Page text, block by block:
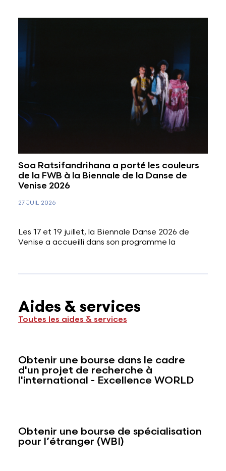
Soa Ratsifandrihana a porté les couleurs
de la FWB à la Biennale de la Danse de
Venise 2026
27 JUIL 2026
Les 17 et 19 juillet, la Biennale Danse 2026 de
Venise a accueilli dans son programme la
Aides & services
Toutes les aides & services
Obtenir une bourse dans le cadre
d'un projet de recherche à
l'international - Excellence WORLD
Obtenir une bourse de spécialisation
pour l’étranger (WBI)